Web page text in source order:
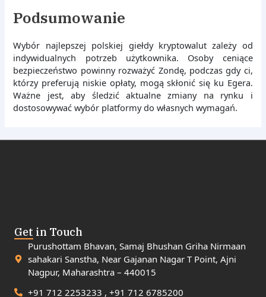
Podsumowanie
Wybór najlepszej polskiej giełdy kryptowalut zależy od
indywidualnych potrzeb użytkownika. Osoby ceniące
bezpieczeństwo powinny rozważyć Zondę, podczas gdy ci,
którzy preferują niskie opłaty, mogą skłonić się ku Egera.
Ważne jest, aby śledzić aktualne zmiany na rynku i
dostosowywać wybór platformy do własnych wymagań.
Get in Touch
Purushottam Bhavan, Samaj Bhushan Griha Nirmaan
sahakari Sanstha, Near Gajanan Nagar T Point, Ajni
Nagpur, Maharashtra – 440015
+91 712 2253233 , +91 712 6785200